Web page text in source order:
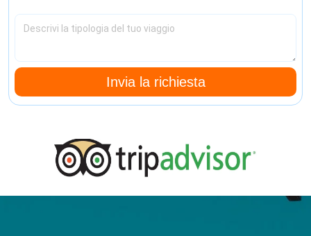
Invia la richiesta